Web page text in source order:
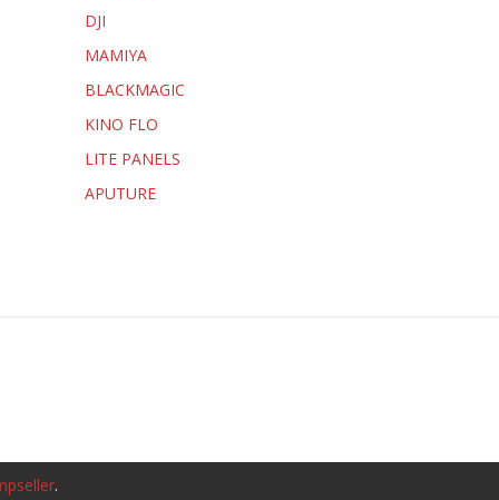
DJI
MAMIYA
BLACKMAGIC
KINO FLO
LITE PANELS
APUTURE
.